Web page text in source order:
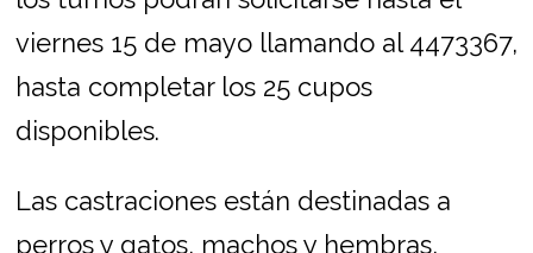
viernes 15 de mayo llamando al 4473367,
hasta completar los 25 cupos
disponibles.
Las castraciones están destinadas a
perros y gatos, machos y hembras,